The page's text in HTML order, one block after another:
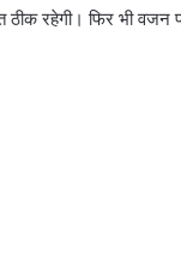
ठीक रहेगी। फिर भी वजन